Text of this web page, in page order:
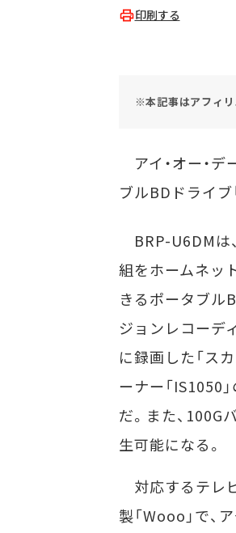
印刷する
※本記事はアフィ
アイ・オー・
ブルBDドライブ
BRP-U6DMは
組をホームネッ
きるポータブル
ジョンレコーデ
に録画した「ス
ーナー「IS1050
だ。また、
生可能になる。
対応するテレビ
製「Wooo」で